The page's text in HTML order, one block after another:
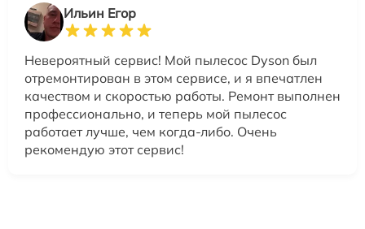
Ильин Егор
Невероятный сервис! Мой пылесос Dyson был
отремонтирован в этом сервисе, и я впечатлен
качеством и скоростью работы. Ремонт выполнен
профессионально, и теперь мой пылесос
работает лучше, чем когда-либо. Очень
рекомендую этот сервис!